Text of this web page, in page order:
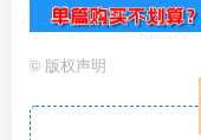
© 版权声明